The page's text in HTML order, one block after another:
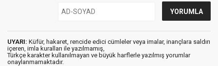
UYARI: Küfür, hakaret, rencide edici cümleler veya imalar, inançlara saldırı
içeren, imla kuralları ile yazılmamış,
Türkçe karakter kullanılmayan ve büyük harflerle yazılmış yorumlar
onaylanmamaktadır.